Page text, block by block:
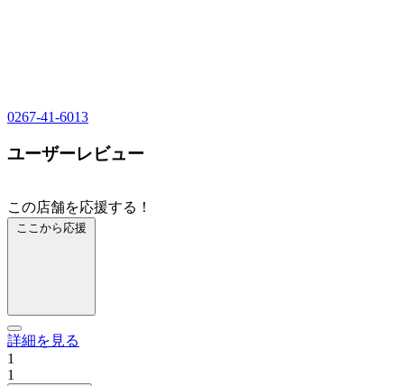
0267-41-6013
ユーザーレビュー
この店舗を応援する！
ここから応援
詳細を見る
1
1